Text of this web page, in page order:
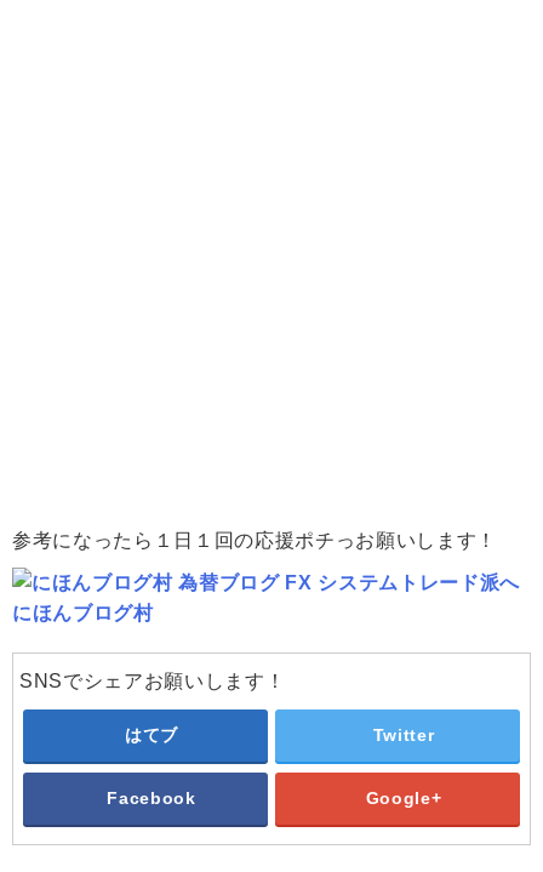
参考になったら１日１回の応援ポチっお願いします！
にほんブログ村
SNSでシェアお願いします！
はてブ Twitter
Facebook Google+